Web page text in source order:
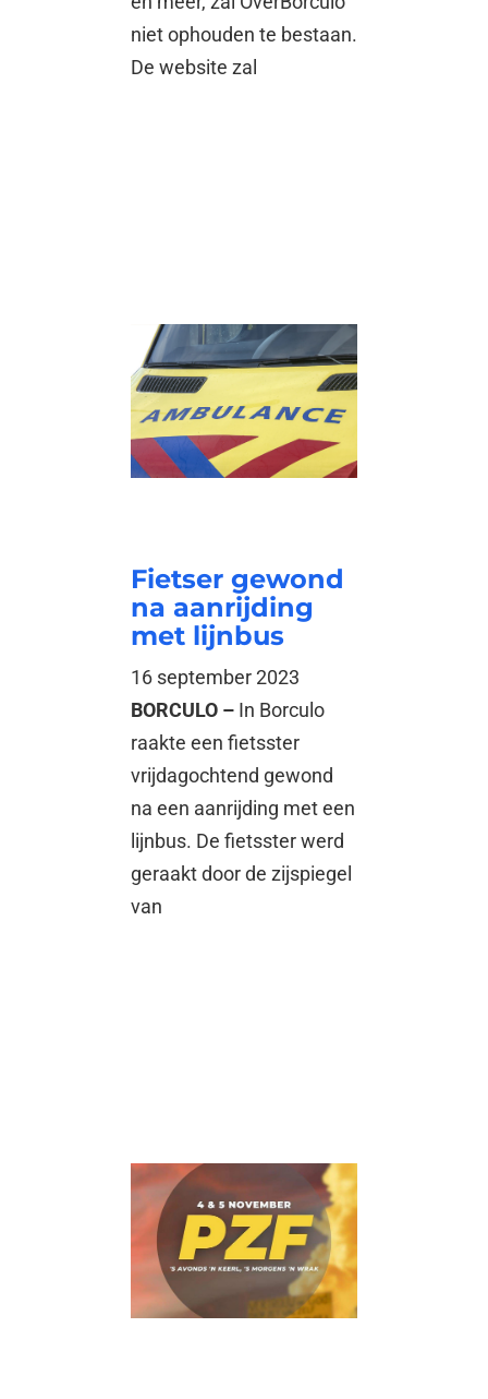
niet ophouden te bestaan.
De website zal
Fietser gewond
na aanrijding
met lijnbus
16 september 2023
BORCULO – In Borculo
raakte een fietsster
vrijdagochtend gewond
na een aanrijding met een
lijnbus. De fietsster werd
geraakt door de zijspiegel
van